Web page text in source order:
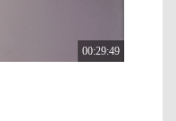
00:29:49